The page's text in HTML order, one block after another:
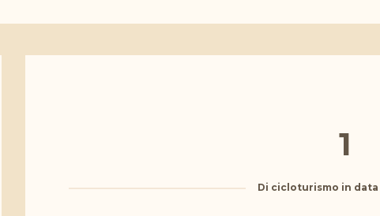
1
Di cicloturismo in data